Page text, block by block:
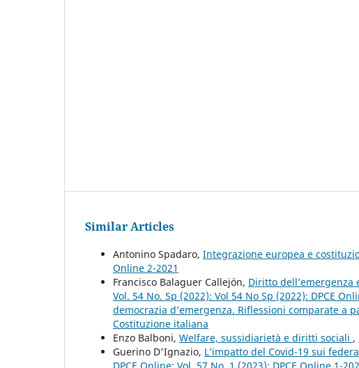
Similar Articles
Antonino Spadaro, Integrazione europea e
Online 2-2021
Francisco Balaguer Callejón, Diritto
Vol. 54 No. Sp (2022): Vol 54 No Sp (2022): DPCE
democrazia d’emergenza. Riflessioni comparate a
Costituzione italiana
Enzo Balboni, Welfare, sussidiarietà e diritti sociali ,
Guerino D'Ignazio, L’impatto del Covid-19 sui
DPCE Online: Vol. 57 No. 1 (2023): DPCE Online 1-